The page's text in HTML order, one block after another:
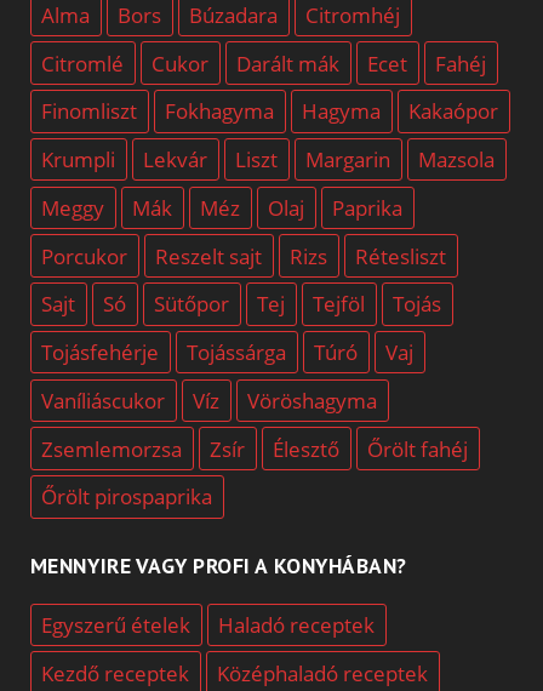
Alma Bors Búzadara
Citromhéj
Citromlé
Cukor Darált mák Ecet
Fahéj
Finomliszt
Fokhagyma Hagyma
Kakaópor
Krumpli
Lekvár Liszt Margarin
Mazsola
Meggy
Mák Méz Olaj
Paprika
Porcukor
Reszelt sajt Rizs
Rétesliszt
Sajt
Só Sütőpor Tej Tejföl
Tojás
Tojásfehérje
Tojássárga Túró
Vaj
Vaníliáscukor
Víz
Vöröshagyma
Zsemlemorzsa
Zsír Élesztő
Őrölt fahéj
Őrölt pirospaprika
MENNYIRE VAGY PROFI A KONYHÁBAN?
Egyszerű ételek
Haladó receptek
Kezdő receptek
Középhaladó receptek